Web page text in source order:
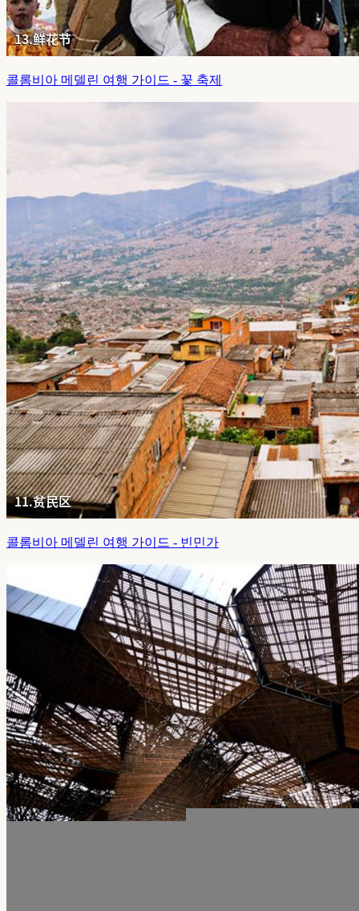
콜롬비아 메델린 여행 가이드 - 꽃 축제
콜롬비아 메델린 여행 가이드 - 빈민가